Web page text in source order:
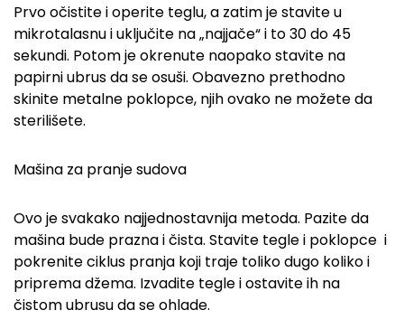
Prvo očistite i operite teglu, a zatim je stavite u
mikrotalasnu i uključite na „najjače“ i to 30 do 45
sekundi. Potom je okrenute naopako stavite na
papirni ubrus da se osuši. Obavezno prethodno
skinite metalne poklopce, njih ovako ne možete da
sterilišete.
Mašina za pranje sudova
Ovo je svakako najjednostavnija metoda. Pazite da
mašina bude prazna i čista. Stavite tegle i poklopce i
pokrenite ciklus pranja koji traje toliko dugo koliko i
priprema džema. Izvadite tegle i ostavite ih na
čistom ubrusu da se ohlade.